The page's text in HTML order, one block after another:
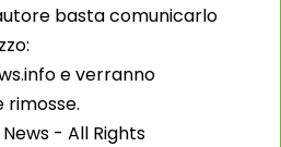
basta comunicarlo
e verranno
- All Rights